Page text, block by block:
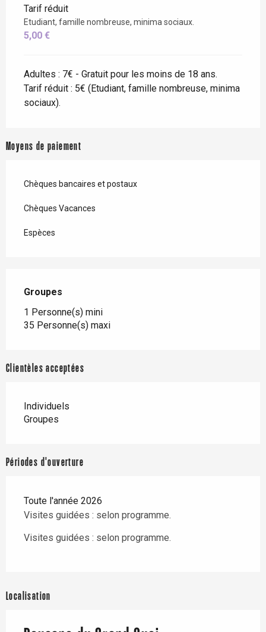
Tarif réduit
Etudiant, famille nombreuse, minima sociaux.
5,00 €
Adultes : 7€ - Gratuit pour les moins de 18 ans.
Tarif réduit : 5€ (Etudiant, famille nombreuse, minima
sociaux).
Moyens de paiement
Chèques bancaires et postaux
Chèques Vacances
Espèces
Groupes
Groupes
1 Personne(s) mini
35 Personne(s) maxi
Clientèles acceptées
Individuels
Groupes
Périodes d'ouverture
Toute l'année 2026
Visites guidées : selon programme.
Visites guidées : selon programme.
Localisation